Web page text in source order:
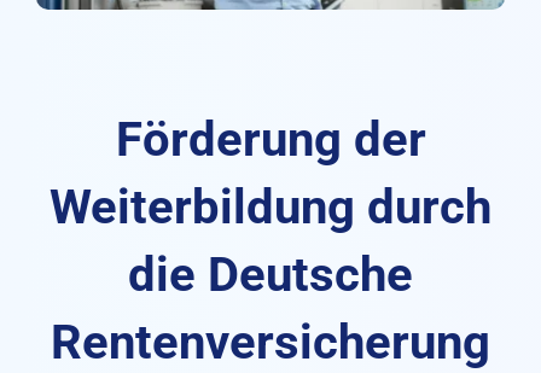
Förderung der
Weiterbildung durch
die Deutsche
Rentenversicherung